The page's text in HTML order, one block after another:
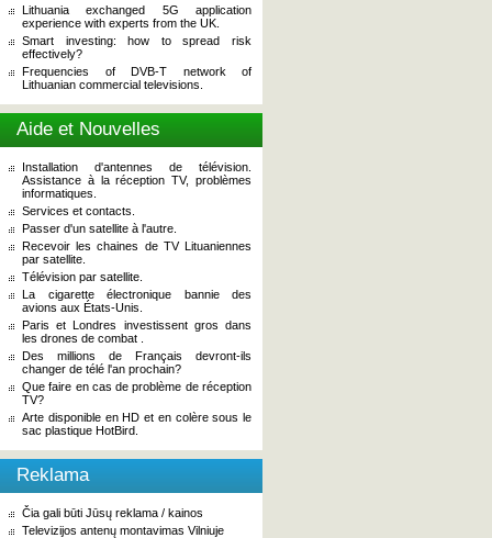
Lithuania exchanged 5G application
experience with experts from the UK.
Smart investing: how to spread risk
effectively?
Frequencies of DVB-T network of
Lithuanian commercial televisions.
Aide et Nouvelles
Installation d'antennes de télévision.
Assistance à la réception TV, problèmes
informatiques.
Services et contacts.
Passer d'un satellite à l'autre.
Recevoir les chaines de TV Lituaniennes
par satellite.
Télévision par satellite.
La cigarette électronique bannie des
avions aux États-Unis.
Paris et Londres investissent gros dans
les drones de combat .
Des millions de Français devront-ils
changer de télé l'an prochain?
Que faire en cas de problème de réception
TV?
Arte disponible en HD et en colère sous le
sac plastique HotBird.
Reklama
Čia gali būti Jūsų reklama / kainos
Televizijos antenų montavimas Vilniuje